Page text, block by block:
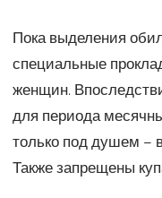
Пока выделения
специальные
женщин.
для периода
только под душем –
Также запрещены